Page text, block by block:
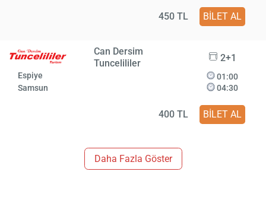
450 TL BİLET AL
Can Dersim
Tuncelililer
2+1
Espiye
Samsun
01:00
04:30
400 TL BİLET AL
Daha Fazla Göster